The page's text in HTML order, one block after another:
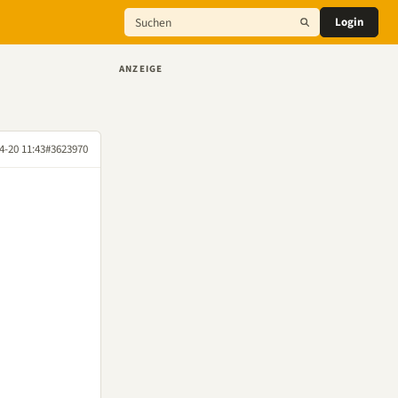
Login
20 11:43#3623970
ANZEIGE